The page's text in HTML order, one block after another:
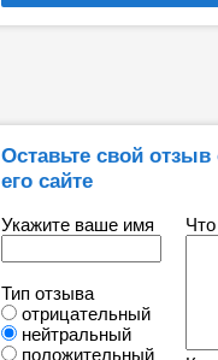
Оставьте свой
его сайте
Укажите ваше имя
Тип отзыва
отрицательный
нейтральный
положительный